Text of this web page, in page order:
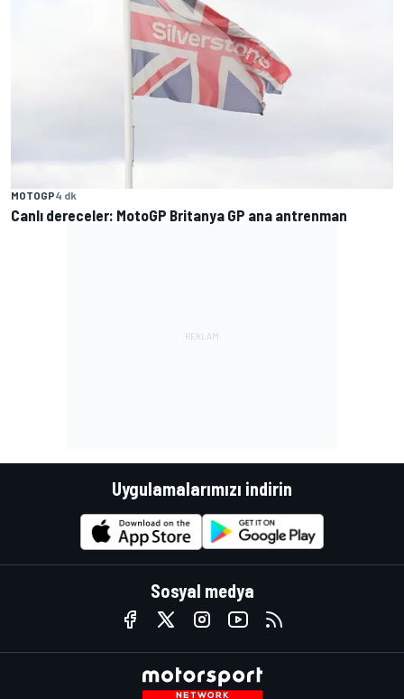
MOTOGP4 dk
Canlı dereceler: MotoGP Britanya GP ana antrenman
Uygulamalarımızı indirin
Sosyal medya